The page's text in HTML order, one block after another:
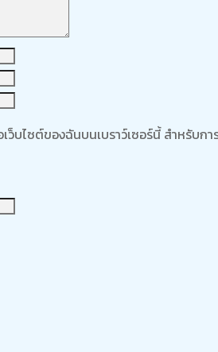
ว็บไซต์ของฉันบนเบราว์เซอร์นี้ สำหรับก